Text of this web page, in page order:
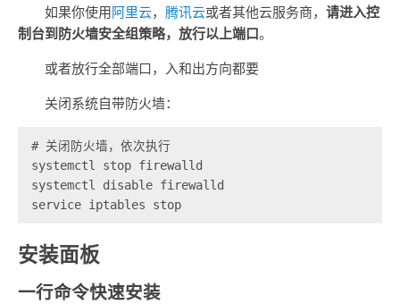
如果你使用阿里云， 腾讯云或者其他云服务商， 请进入控
制台到防火墙安全组策略，放行以上端口。
或者放行全部端口，入和出方向都要
关闭系统自带防火墙：
# 关闭防火墙，依次执行
systemctl stop firewalld
systemctl disable firewalld
service iptables stop
安装面板
一行命令快速安装